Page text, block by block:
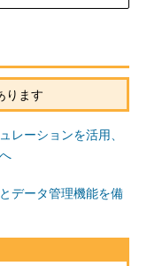
ります
レーションを活用、
データ管理機能を備